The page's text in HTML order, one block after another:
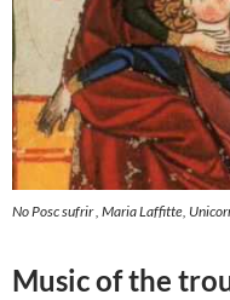
No Posc sufrir , Maria Laffitte,
Music of the